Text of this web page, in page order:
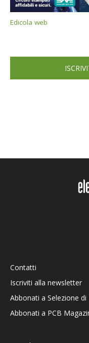
Edicola web
Contatti
Iscriviti alla newsletter
Abbonati a Selezione di
Abbonati a PCB